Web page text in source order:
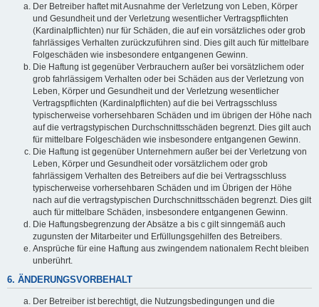
Der Betreiber haftet mit Ausnahme der Verletzung von Leben, Körper
und Gesundheit und der Verletzung wesentlicher Vertragspflichten
(Kardinalpflichten) nur für Schäden, die auf ein vorsätzliches oder grob
fahrlässiges Verhalten zurückzuführen sind. Dies gilt auch für mittelbare
Folgeschäden wie insbesondere entgangenen Gewinn.
Die Haftung ist gegenüber Verbrauchern außer bei vorsätzlichem oder
grob fahrlässigem Verhalten oder bei Schäden aus der Verletzung von
Leben, Körper und Gesundheit und der Verletzung wesentlicher
Vertragspflichten (Kardinalpflichten) auf die bei Vertragsschluss
typischerweise vorhersehbaren Schäden und im übrigen der Höhe nach
auf die vertragstypischen Durchschnittsschäden begrenzt. Dies gilt auch
für mittelbare Folgeschäden wie insbesondere entgangenen Gewinn.
Die Haftung ist gegenüber Unternehmern außer bei der Verletzung von
Leben, Körper und Gesundheit oder vorsätzlichem oder grob
fahrlässigem Verhalten des Betreibers auf die bei Vertragsschluss
typischerweise vorhersehbaren Schäden und im Übrigen der Höhe
nach auf die vertragstypischen Durchschnittsschäden begrenzt. Dies gilt
auch für mittelbare Schäden, insbesondere entgangenen Gewinn.
Die Haftungsbegrenzung der Absätze a bis c gilt sinngemäß auch
zugunsten der Mitarbeiter und Erfüllungsgehilfen des Betreibers.
Ansprüche für eine Haftung aus zwingendem nationalem Recht bleiben
unberührt.
6. ÄNDERUNGSVORBEHALT
Der Betreiber ist berechtigt, die Nutzungsbedingungen und die